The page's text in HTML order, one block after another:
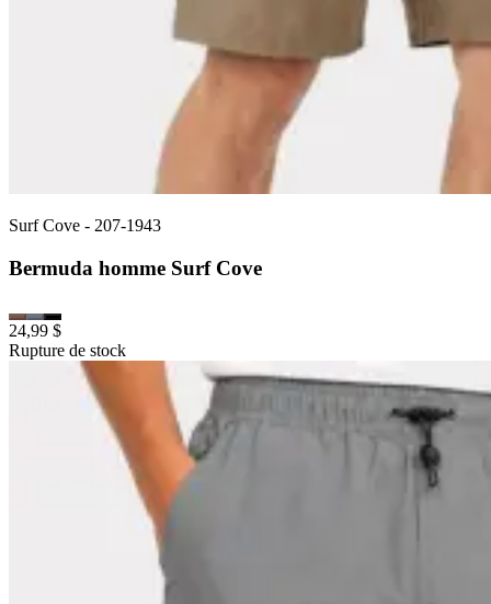
Surf Cove - 207-1943
Bermuda homme Surf Cove
24,99 $
Rupture de stock